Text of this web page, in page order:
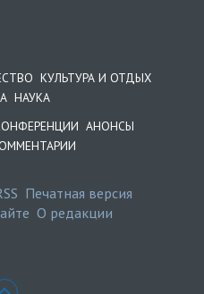
КУЛЬТУРА И ОТДЫХ
НАУКА
АНОНСЫ
Печатная версия
О редакции